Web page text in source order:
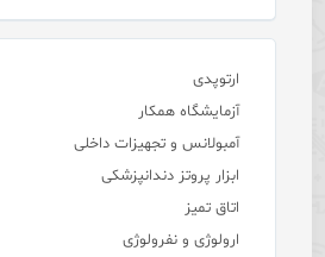
ارتوپدی
آزمایشگاه همکار
آمبولانس و تجهیزات داخلی
ابزار پروتز دندانپزشکی
اتاق تمیز
ارولوژی و نفرولوژی